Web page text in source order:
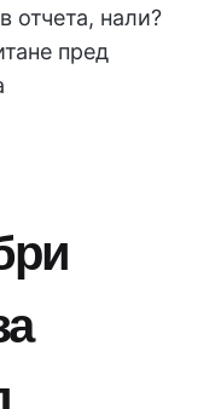
отчета, нали?
пред